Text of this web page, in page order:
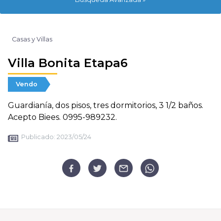
Casas y Villas
Villa Bonita Etapa6
Vendo
Guardianía, dos pisos, tres dormitorios, 3 1/2 baños.
Acepto Biees. 0995-989232.
Publicado: 2023/05/24